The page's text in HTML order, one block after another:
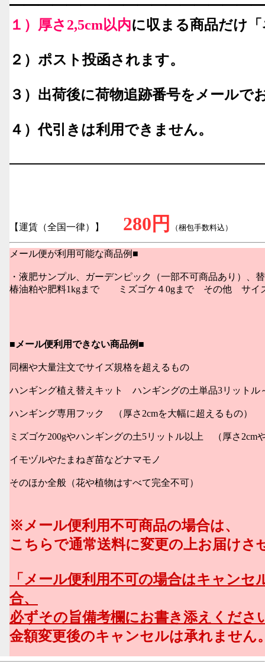
１）厚さ2,5cm以内に収まる商品だけ
２）ポスト投函されます。
３）出荷後に荷物追跡番号をメールで
４）代引きは利用できません。
【運賃（全国一律）】 280円 （梱包手数料込）
メール便が利用可能な商品例■
・液肥サンプル、ガーデンピック（一部不可商品あり）、
椿油粕や肥料1kgまで ミズゴケ４0gまで その他 サイ
■ メール便利用できない商品例■
同梱や大量注文でサイズ規格を超えるもの
ハンギング植え替えキット ハンギングの土単品3リットル
ハンギング専用フック （厚さ2cmを大幅に超えるもの）
ミズゴケ200gやハンギングの土5リットル以上 （厚さ2cm
イモヅルやたまねぎ苗などナマモノ
そのほか全般（花や植物はすべて完全不可）
※メール便利用不可商品の場合は、
こちらで通常送料に変更の上お届けさ
「メール便利用不可の場合はキャンセ
合、
必ずその旨備考欄にお書き添えくださ
金額変更後のキャンセルは承れません